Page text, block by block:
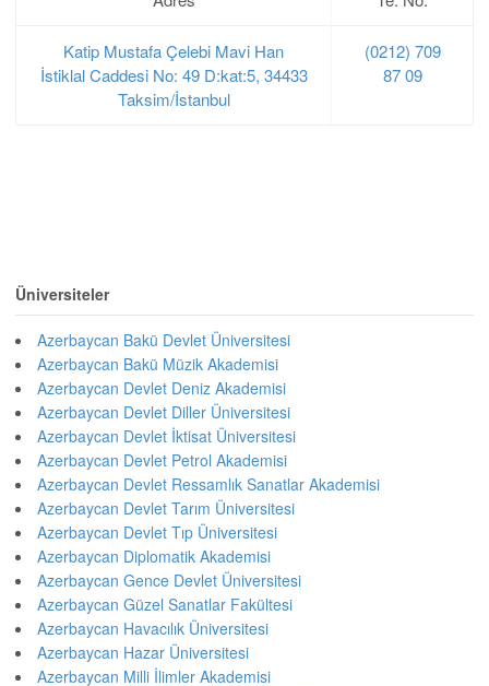
Katip Mustafa Çelebi Mavi Han
İstiklal Caddesi No: 49 D:kat:5, 34433
Taksim/İstanbul
(0212) 709
87 09
Üniversiteler
Azerbaycan Bakü Devlet Üniversitesi
Azerbaycan Bakü Müzik Akademisi
Azerbaycan Devlet Deniz Akademisi
Azerbaycan Devlet Diller Üniversitesi
Azerbaycan Devlet İktisat Üniversitesi
Azerbaycan Devlet Petrol Akademisi
Azerbaycan Devlet Ressamlık Sanatlar Akademisi
Azerbaycan Devlet Tarım Üniversitesi
Azerbaycan Devlet Tıp Üniversitesi
Azerbaycan Diplomatik Akademisi
Azerbaycan Gence Devlet Üniversitesi
Azerbaycan Güzel Sanatlar Fakültesi
Azerbaycan Havacılık Üniversitesi
Azerbaycan Hazar Üniversitesi
Azerbaycan Milli İlimler Akademisi